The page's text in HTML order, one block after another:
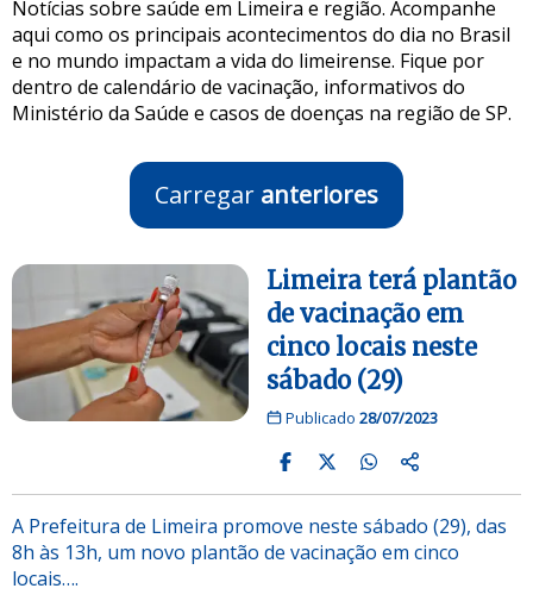
Notícias sobre saúde em Limeira e região. Acompanhe
aqui como os principais acontecimentos do dia no Brasil
e no mundo impactam a vida do limeirense. Fique por
dentro de calendário de vacinação, informativos do
Ministério da Saúde e casos de doenças na região de SP.
Carregar anteriores
Limeira terá plantão
de vacinação em
cinco locais neste
sábado (29)
Publicado 28/07/2023
A Prefeitura de Limeira promove neste sábado (29), das
8h às 13h, um novo plantão de vacinação em cinco
locais….